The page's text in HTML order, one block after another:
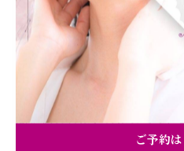
す。理由は、耳のつぼ刺激
然な眠気を促すからです。例
激することで、心身が落ち着
るケースが多く見られます。
間を過ごしたい方にとって
ご予約